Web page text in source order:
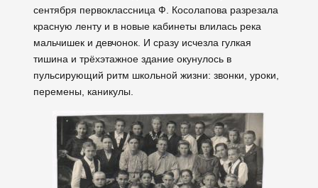
сентября первоклассница Ф. Косолапова разрезала
красную ленту и в новые кабинеты влилась река
мальчишек и девчонок. И сразу исчезла гулкая
тишина и трёхэтажное здание окунулось в
пульсирующий ритм школьной жизни: звонки, уроки,
перемены, каникулы.